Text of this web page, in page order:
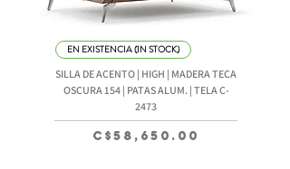
EN EXISTENCIA (IN STOCK)
SILLA DE ACENTO | HIGH | MADERA TECA
OSCURA 154 | PATAS ALUM. | TELA C-
2473
Precio
C$58,650.00